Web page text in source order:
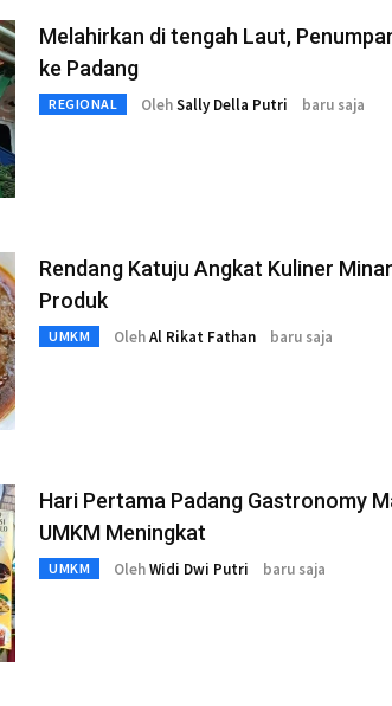
Melahirkan di tengah Laut,
ke Padang
REGIONAL OlehSally Della Putri baru saja
Rendang Katuju Angkat Kuliner
Produk
UMKM OlehAl Rikat Fathan baru saja
Hari Pertama Padang Gastronomy
UMKM Meningkat
UMKM OlehWidi Dwi Putri baru saja